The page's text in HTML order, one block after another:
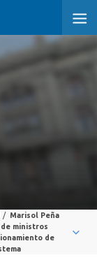
/ Marisol Peña
ministros
de